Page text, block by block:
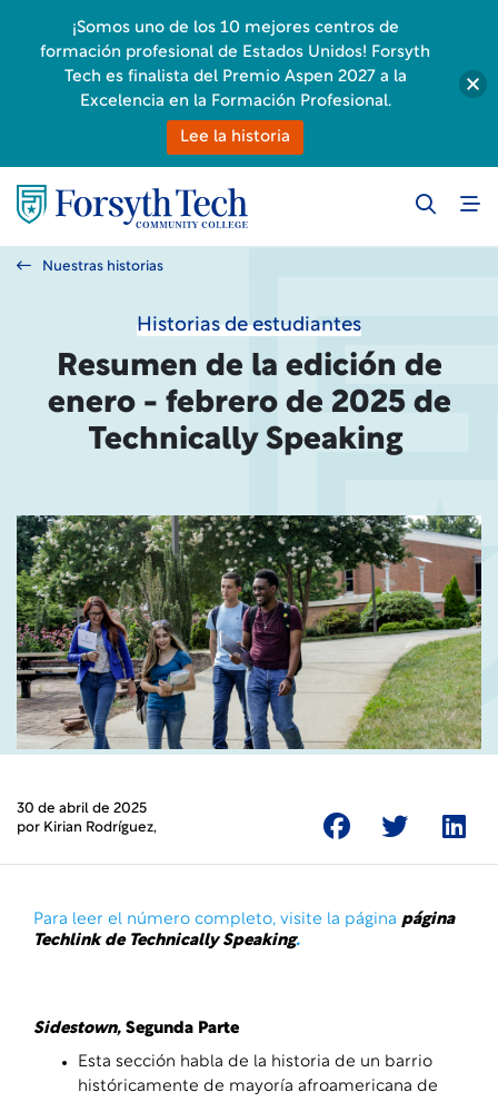
Nuestras historias
Historias de estudiantes
Resumen de la edición de
enero - febrero de 2025 de
Technically Speaking
30 de abril de 2025
por Kirian Rodríguez,
Para leer el número completo, visite la página página
Techlink de Technically Speaking.
Sidestown, Segunda Parte
Esta sección habla de la historia de un barrio
históricamente de mayoría afroamericana de
¡Somos uno de los 10 mejores centros de
formación profesional de Estados Unidos! Forsyth
Tech es finalista del Premio Aspen 2027 a la
Excelencia en la Formación Profesional.
Lee la historia